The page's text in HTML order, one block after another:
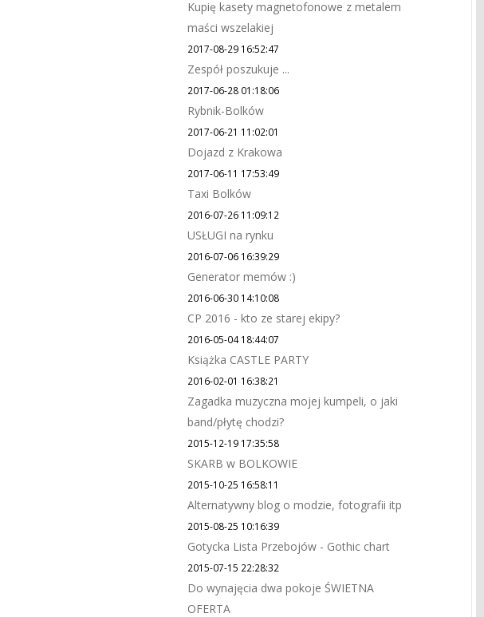
Kupię kasety magnetofonowe z metalem
maści wszelakiej
2017-08-29 16:52:47
Zespół poszukuje ...
2017-06-28 01:18:06
Rybnik-Bolków
2017-06-21 11:02:01
Dojazd z Krakowa
2017-06-11 17:53:49
Taxi Bolków
2016-07-26 11:09:12
USŁUGI na rynku
2016-07-06 16:39:29
Generator memów :)
2016-06-30 14:10:08
CP 2016 - kto ze starej ekipy?
2016-05-04 18:44:07
Książka CASTLE PARTY
2016-02-01 16:38:21
Zagadka muzyczna mojej kumpeli, o jaki
band/płytę chodzi?
2015-12-19 17:35:58
SKARB w BOLKOWIE
2015-10-25 16:58:11
Alternatywny blog o modzie, fotografii itp
2015-08-25 10:16:39
Gotycka Lista Przebojów - Gothic chart
2015-07-15 22:28:32
Do wynajęcia dwa pokoje ŚWIETNA
OFERTA